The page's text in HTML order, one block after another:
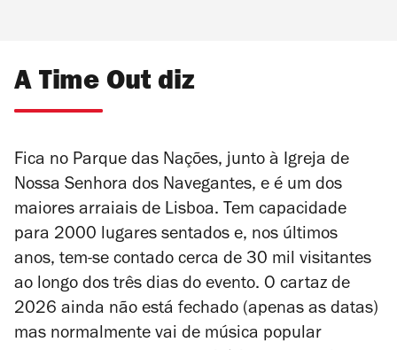
A Time Out diz
Fica no Parque das Nações, junto à Igreja de
Nossa Senhora dos Navegantes, e é um dos
maiores arraiais de Lisboa. Tem capacidade
para 2000 lugares sentados e, nos últimos
anos, tem-se contado cerca de 30 mil visitantes
ao longo dos três dias do evento. O cartaz de
2026 ainda não está fechado (apenas as datas)
mas normalmente vai de música popular